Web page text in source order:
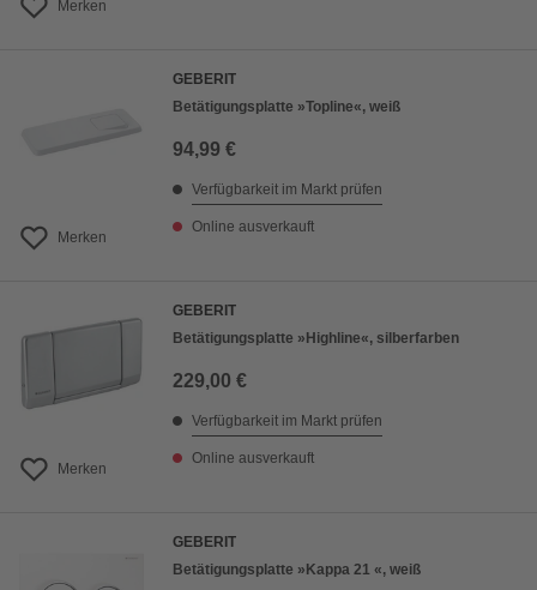
Merken
Merken
GEBERIT
Betätigungsplatte »Topline«, weiß
94,99 €
Verfügbarkeit im Markt prüfen
Online ausverkauft
Merken
GEBERIT
Betätigungsplatte »Highline«, silberfarben
229,00 €
Verfügbarkeit im Markt prüfen
Online ausverkauft
GEBERIT
Betätigungsplatte »Kappa 21 «, weiß